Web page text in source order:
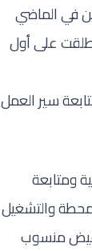
في الماضي
على أول
سير العمل
ومتابعة
والتشغيل
منسوب